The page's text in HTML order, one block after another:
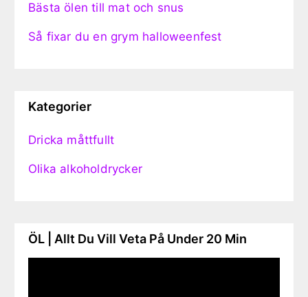
Bästa ölen till mat och snus
Så fixar du en grym halloweenfest
Kategorier
Dricka måttfullt
Olika alkoholdrycker
ÖL | Allt Du Vill Veta På Under 20 Min